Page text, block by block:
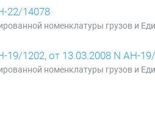
22/14078
номенклатуры грузов и
1202, от 13.03.2008 N АН-
номенклатуры грузов и